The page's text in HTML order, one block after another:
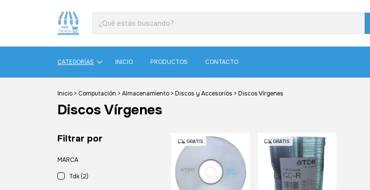
CATEGORÍAS INICIO PRODUCTOS CONTACTO
Inicio > Computación > Almacenamiento > Discos y Accesorios > Discos Vírgenes
Discos Vírgenes
Filtrar por
MARCA
Tdk (2)
GRATIS GRATIS